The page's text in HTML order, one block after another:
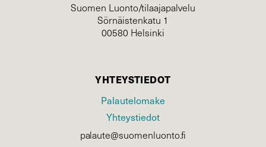
Suomen Luonto/tilaajapalvelu
Sörnäistenkatu 1
00580 Helsinki
YHTEYSTIEDOT
Palautelomake
Yhteystiedot
palaute@suomenluonto.fi